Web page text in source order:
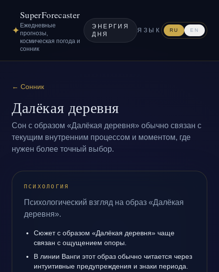
✦
SuperForecaster
Ежедневные
прогнозы,
космическая погода и
сонник
ЭНЕРГИЯ
ДНЯ
ЯЗЫК RU EN
← Сонник
Далёкая деревня
Сон с образом «Далёкая деревня» обычно связан с
текущим внутренним процессом и моментом, где
нужен более точный выбор.
ПСИХОЛОГИЯ
Психологический взгляд на образ «Далёкая
деревня».
Сюжет с образом «Далёкая деревня» чаще
связан с ощущением опоры.
В линии Ванги этот образ обычно читается через
интуитивные предупреждения и знаки периода.